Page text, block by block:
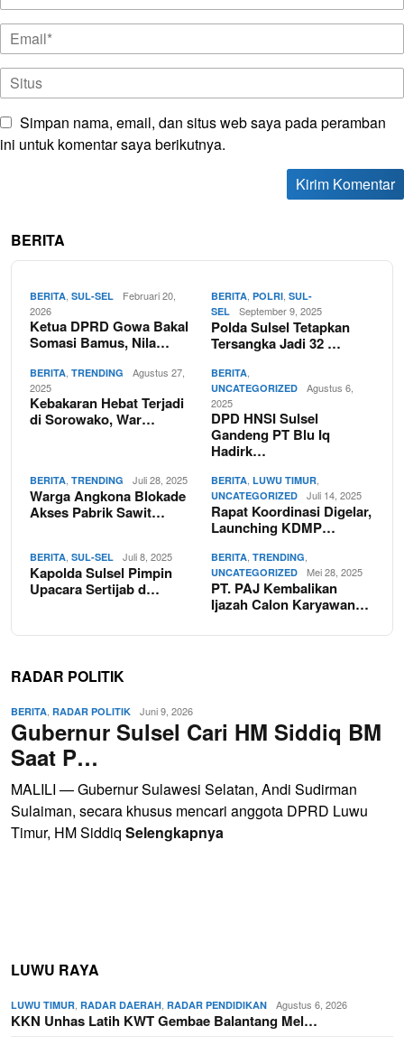
Simpan nama, email, dan situs web saya pada peramban
ini untuk komentar saya berikutnya.
BERITA
BERITA SUL-SEL
Februari 20,
2026
Ketua DPRD Gowa Bakal
Somasi Bamus, Nila…
BERITA POLRI SUL-
SEL
September 9, 2025
Polda Sulsel Tetapkan
Tersangka Jadi 32 …
BERITA TRENDING
Agustus 27,
2025
Kebakaran Hebat Terjadi
di Sorowako, War…
BERITA
UNCATEGORIZED
Agustus 6,
2025
DPD HNSI Sulsel
Gandeng PT Blu Iq
Hadirk…
BERITA TRENDING Juli 28, 2025
Warga Angkona Blokade
Akses Pabrik Sawit…
BERITA LUWU TIMUR
UNCATEGORIZED Juli 14, 2025
Rapat Koordinasi Digelar,
Launching KDMP…
BERITA SUL-SEL Juli 8, 2025
Kapolda Sulsel Pimpin
Upacara Sertijab d…
BERITA TRENDING
UNCATEGORIZED Mei 28, 2025
PT. PAJ Kembalikan
Ijazah Calon Karyawan…
RADAR POLITIK
BERITA RADAR POLITIK Juni 9, 2026
Gubernur Sulsel Cari HM Siddiq BM
Saat P…
MALILI — Gubernur Sulawesi Selatan, Andi Sudirman
Sulaiman, secara khusus mencari anggota DPRD Luwu
Timur, HM Siddiq Selengkapnya
LUWU RAYA
LUWU TIMUR RADAR DAERAH RADAR PENDIDIKAN Agustus 6, 2026
KKN Unhas Latih KWT Gembae Balantang Mel…